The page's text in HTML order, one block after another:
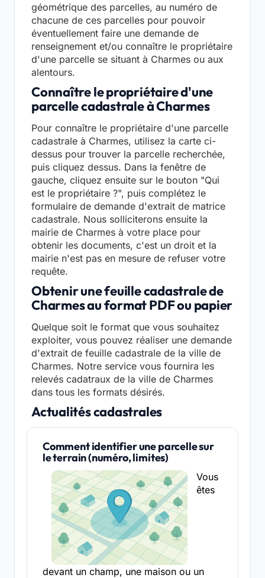
géométrique des parcelles, au numéro de
chacune de ces parcelles pour pouvoir
éventuellement faire une demande de
renseignement et/ou connaître le propriétaire
d'une parcelle se situant à Charmes ou aux
alentours.
Connaître le propriétaire d'une
parcelle cadastrale à Charmes
Pour connaître le propriétaire d'une parcelle
cadastrale à Charmes, utilisez la carte ci-
dessus pour trouver la parcelle recherchée,
puis cliquez dessus. Dans la fenêtre de
gauche, cliquez ensuite sur le bouton "Qui
est le propriétaire ?", puis complétez le
formulaire de demande d'extrait de matrice
cadastrale. Nous solliciterons ensuite la
mairie de Charmes à votre place pour
obtenir les documents, c'est un droit et la
mairie n'est pas en mesure de refuser votre
requête.
Obtenir une feuille cadastrale de
Charmes au format PDF ou papier
Quelque soit le format que vous souhaitez
exploiter, vous pouvez réaliser une demande
d'extrait de feuille cadastrale de la ville de
Charmes. Notre service vous fournira les
relevés cadatraux de la ville de Charmes
dans tous les formats désirés.
Actualités cadastrales
Comment identifier une parcelle sur
le terrain (numéro, limites)
Vous
êtes
devant un champ, une maison ou un